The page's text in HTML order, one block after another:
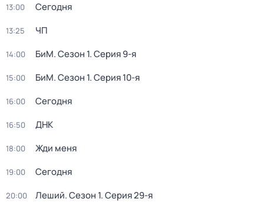
13:00 Сегодня
13:25 ЧП
14:00 БиМ. Сезон 1. Серия 9-я
15:00 БиМ. Сезон 1. Серия 10-я
16:00 Сегодня
16:50 ДНК
18:00 Жди меня
19:00 Сегодня
20:00 Леший. Сезон 1. Серия 29-я